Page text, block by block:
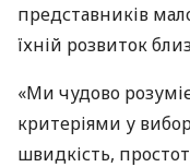
представників
їхній розвиток
«Ми чудово
критеріями у
швидкість,